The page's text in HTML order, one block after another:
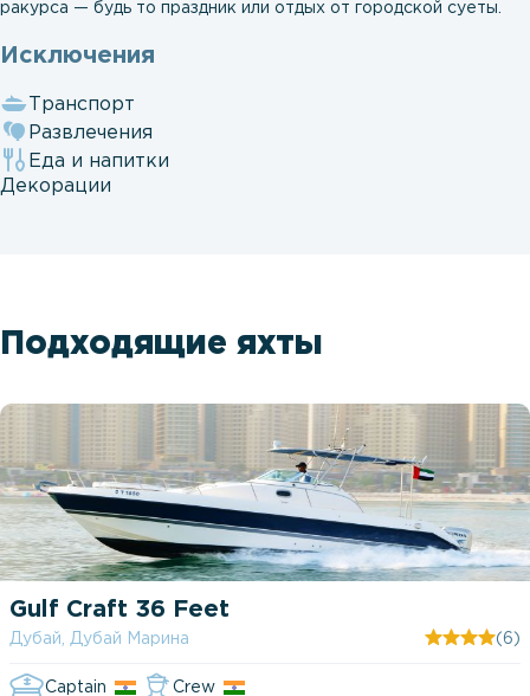
ракурса — будь то праздник или отдых от городской суеты.
Исключения
Транспорт
Развлечения
Еда и напитки
Декорации
Подходящие яхты
Gulf Craft 36 Feet
Дубай, Дубай Марина (6)
Captain Crew